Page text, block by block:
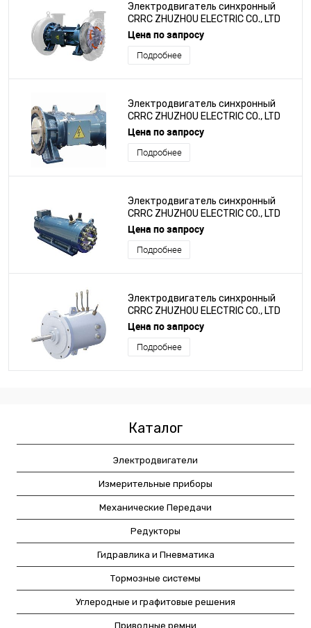
Электродвигатель синхронный
CRRC ZHUZHOU ELECTRIC CO., LTD
серии TYP15-160-5-4
Цена по запросу
Подробнее
Электродвигатель синхронный
CRRC ZHUZHOU ELECTRIC CO., LTD
серии TYP14-160-4-4
Цена по запросу
Подробнее
Электродвигатель синхронный
CRRC ZHUZHOU ELECTRIC CO., LTD
серии TYP-132L500-10
Цена по запросу
Подробнее
Электродвигатель синхронный
CRRC ZHUZHOU ELECTRIC CO., LTD
серии TYP100M2-2
Цена по запросу
Подробнее
Каталог
Электродвигатели
Измерительные приборы
Механические Передачи
Редукторы
Гидравлика и Пневматика
Тормозные системы
Углеродные и графитовые решения
Приводные ремни